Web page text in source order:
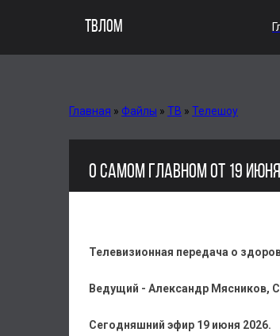
ТВЛОМ
Главная » Файлы » ТВ » Телешоу
О САМОМ ГЛАВНОМ ОТ 19
Телевизионная передача о
Ведущий - Александр Мясников,
Сегодняшний эфир 19 июня 2026.